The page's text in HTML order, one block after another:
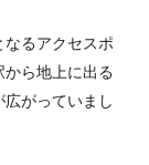
るアクセスポ
ら地上に出る
がっていまし